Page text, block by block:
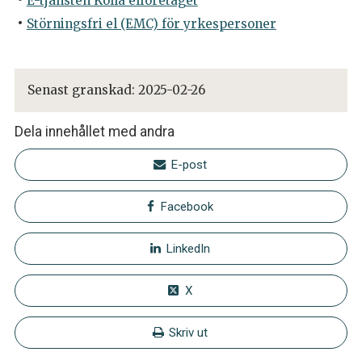
Störningsfri el (EMC) för yrkespersoner
Senast granskad: 2025-02-26
Dela innehållet med andra
E-post
Facebook
LinkedIn
X
Skriv ut